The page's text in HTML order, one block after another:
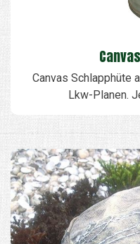
Canvas Schlapphüte
Lkw-Planen.